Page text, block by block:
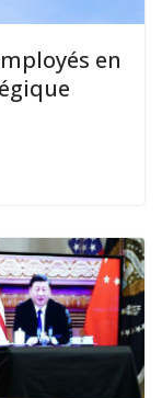
en